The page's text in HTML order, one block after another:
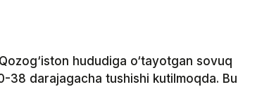
hududiga o‘tayotgan sovuq
darajagacha tushishi kutilmoqda. Bu